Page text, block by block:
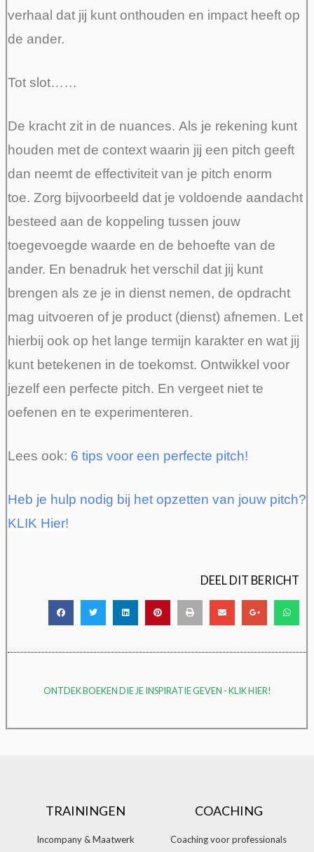
verhaal dat jij kunt onthouden en impact heeft op
de ander.
Tot slot……
De kracht zit in de nuances. Als je rekening kunt
houden met de context waarin jij een pitch geeft
dan neemt de effectiviteit van je pitch enorm
toe. Zorg bijvoorbeeld dat je voldoende aandacht
besteed aan de koppeling tussen jouw
toegevoegde waarde en de behoefte van de
ander. En benadruk het verschil dat jij kunt
brengen als ze je in dienst nemen, de opdracht
mag uitvoeren of je product (dienst) afnemen. Let
hierbij ook op het lange termijn karakter en wat jij
kunt betekenen in de toekomst. Ontwikkel voor
jezelf een perfecte pitch. En vergeet niet te
oefenen en te experimenteren.
Lees ook: 6 tips voor een perfecte pitch!
Heb je hulp nodig bij het opzetten van jouw pitch?
KLIK Hier!
DEEL DIT BERICHT
ONTDEK BOEKEN DIE JE INSPIRATIE GEVEN - KLIK HIER!
TRAININGEN
Incompany & Maatwerk
COACHING
Coaching voor professionals